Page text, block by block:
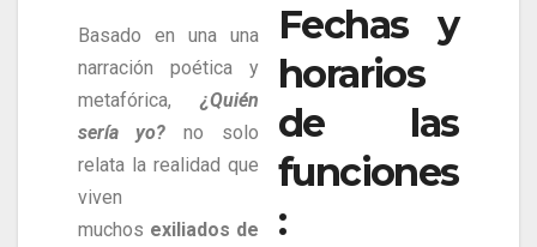
Basado en una una
narración poética y
metafórica,¿Quién
sería yo? no solo
relata la realidad que
viven
muchos exiliados de
Fechas y
horarios
de las
funciones
: